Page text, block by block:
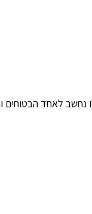
נחשב לאחד הבטוחים